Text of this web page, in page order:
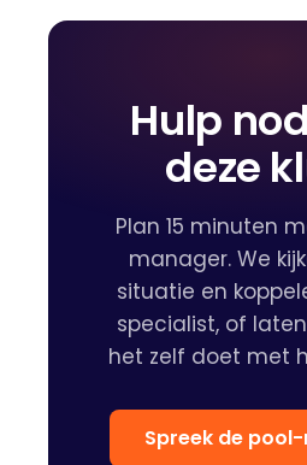
Hulp
deze
Plan 15 minuten
manager. We
situatie en
specialist, of
het zelf doet met
Spreek de